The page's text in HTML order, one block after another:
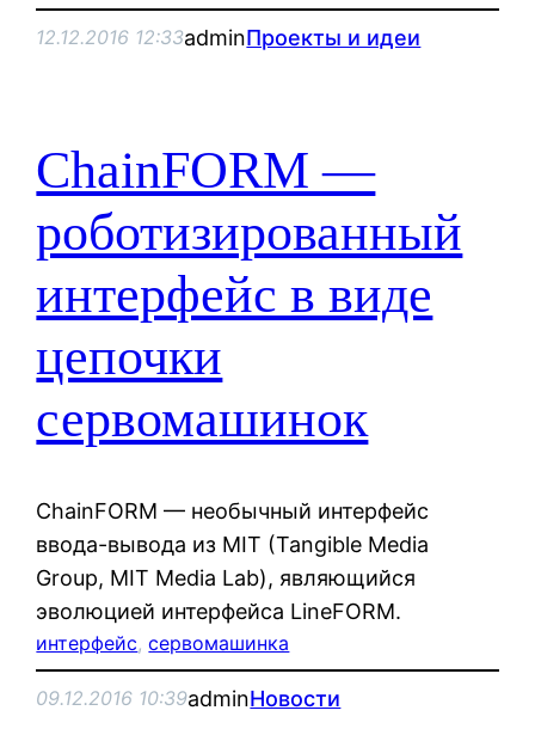
12.12.2016 12:33adminПроекты и идеи
ChainFORM —
роботизированный
интерфейс в виде
цепочки
сервомашинок
ChainFORM — необычный интерфейс
ввода-вывода из MIT (Tangible Media
Group, MIT Media Lab), являющийся
эволюцией интерфейса LineFORM.
интерфейс, сервомашинка
09.12.2016 10:39adminНовости